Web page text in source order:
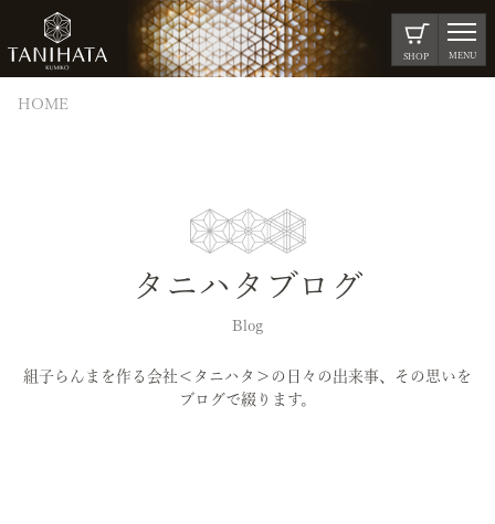
SHOP MENU
HOME
タニハタブログ
Blog
組子らんまを作る会社＜タニハタ＞の日々の出来事、その思いを
ブログで綴ります。